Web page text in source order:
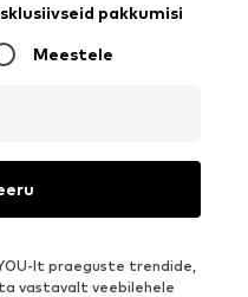
pakkumisi
Meestele
lt praeguste trendide,
vastavalt veebilehele